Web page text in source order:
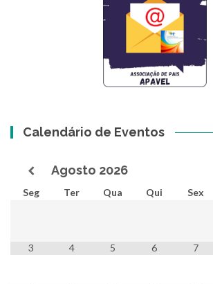
Calendário de Eventos
Agosto 2026
Seg Ter Qua Qui Sex
3 4 5 6 7